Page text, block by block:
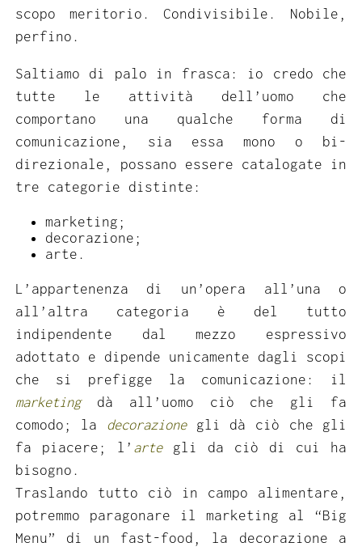
scopo meritorio. Condivisibile. Nobile,
perfino.
Saltiamo di palo in frasca: io credo che
tutte le attività dell’uomo che
comportano una qualche forma di
comunicazione, sia essa mono o bi-
direzionale, possano essere catalogate in
tre categorie distinte:
marketing;
decorazione;
arte.
L’appartenenza di un’opera all’una o
all’altra categoria è del tutto
indipendente dal mezzo espressivo
adottato e dipende unicamente dagli scopi
che si prefigge la comunicazione: il
marketingdà all’uomo ciò che gli fa
comodo; la decorazionegli dà ciò che gli
fa piacere; l’ artegli da ciò di cui ha
bisogno.
Traslando tutto ciò in campo alimentare,
potremmo paragonare il marketing al “Big
Menu” di un fast-food, la decorazione a